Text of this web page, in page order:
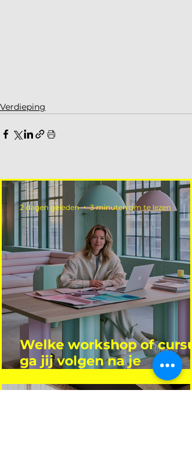
Verdieping
Welke workshop of
ga jij volgen na je
2 dagen geleden 3 minuten om te lezen